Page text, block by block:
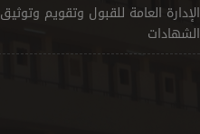
الإدارة العامة للقبول وتقويم وتوثيق
الشهادات